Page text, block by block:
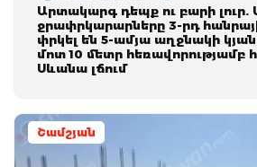
Արտակարգ դեպք ու բարի լուր.
ջրափրկարարները 3-րդ
փրկել են 5-ամյա աղջնակի
մոտ 10 մետր հեռավորությամբ
Սևանա լճում
Շամշյան